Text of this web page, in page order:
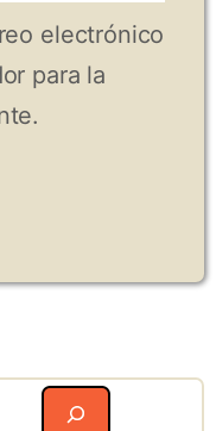
electrónico
para la